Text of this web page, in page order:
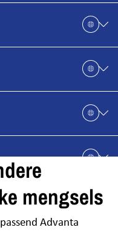
mengsels
Advanta